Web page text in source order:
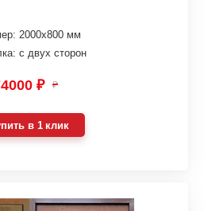
2000х800 мм
с двух сторон
₽ ₽
в 1 клик